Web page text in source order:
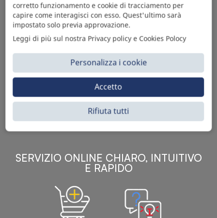
Sì Parts S.r.l. è leader nella distribuzione e vendita di
accessori per veicoli off-highway. Riconosciuto in tutto
il mondo per l’elevato standard qualitativo dei prodotti a
catalogo, attraverso la vendita B2B del ricco
assortimento di articoli originali rivolti a ricambisti,
officine meccaniche, aziende con parco macchine.
SERVIZIO ONLINE CHIARO, INTUITIVO
E RAPIDO
corretto funzionamento e cookie di tracciamento per
capire come interagisci con esso. Quest'ultimo sarà
impostato solo previa approvazione.
Leggi di più sul nostra Privacy policy e Cookies Polocy
Personalizza i cookie
Rifiuta tutti
Accetto